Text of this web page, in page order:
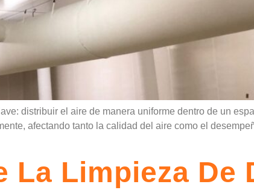
distribuir el aire de manera uniforme dentro de un
afectando tanto la calidad del aire como el
La Limpieza De